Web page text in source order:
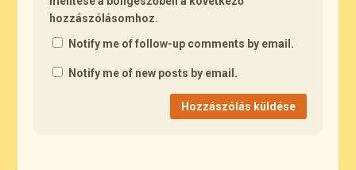
hozzászólásomhoz.
Notify me of follow-up comments by email.
Notify me of new posts by email.